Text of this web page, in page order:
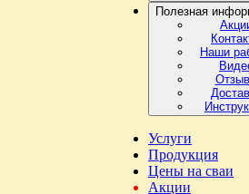
Полезная
Наши
Услуги
Продукция
Цены на сваи
Акции